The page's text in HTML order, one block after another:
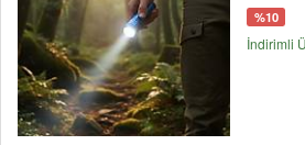
%10
İndirimli